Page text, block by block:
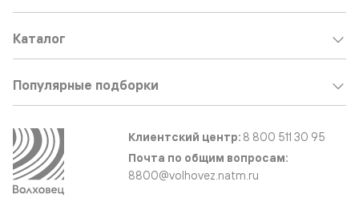
Каталог
Популярные подборки
Клиентский центр: 8 800 511 30 95
Почта по общим вопросам:
8800@volhovez.natm.ru